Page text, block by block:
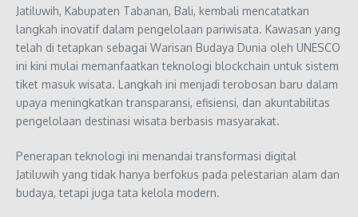
Jatiluwih, Kabupaten Tabanan, Bali, kembali mencatatkan
langkah inovatif dalam pengelolaan pariwisata. Kawasan yang
telah di tetapkan sebagai Warisan Budaya Dunia oleh UNESCO
ini kini mulai memanfaatkan teknologi blockchain untuk sistem
tiket masuk wisata. Langkah ini menjadi terobosan baru dalam
upaya meningkatkan transparansi, efisiensi, dan akuntabilitas
pengelolaan destinasi wisata berbasis masyarakat.
Penerapan teknologi ini menandai transformasi digital
Jatiluwih yang tidak hanya berfokus pada pelestarian alam dan
budaya, tetapi juga tata kelola modern.